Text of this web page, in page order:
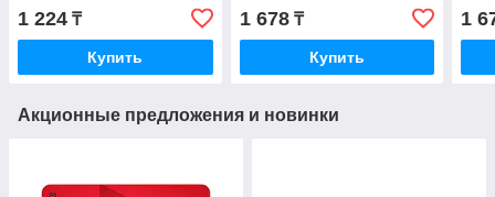
1 224 ₸
Купить
1 678₸
Купить
1
Акционные предложения и новинки